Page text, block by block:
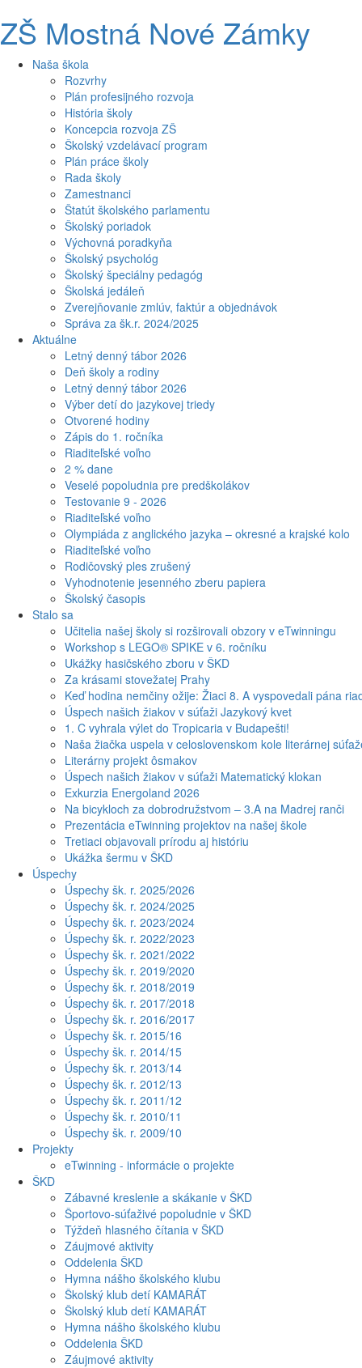
ZŠ Mostná Nové Zámky
Naša škola
Rozvrhy
Plán profesijného rozvoja
História školy
Koncepcia rozvoja ZŠ
Školský vzdelávací program
Plán práce školy
Rada školy
Zamestnanci
Štatút školského parlamentu
Školský poriadok
Výchovná poradkyňa
Školský psychológ
Školský špeciálny pedagóg
Školská jedáleň
Zverejňovanie zmlúv, faktúr a objednávok
Správa za šk.r. 2024/2025
Aktuálne
Letný denný tábor 2026
Deň školy a rodiny
Letný denný tábor 2026
Výber detí do jazykovej triedy
Otvorené hodiny
Zápis do 1. ročníka
Riaditeľské voľno
2 % dane
Veselé popoludnia pre predškolákov
Testovanie 9 - 2026
Riaditeľské voľno
Olympiáda z anglického jazyka – okresné a krajské kolo
Riaditeľské voľno
Rodičovský ples zrušený
Vyhodnotenie jesenného zberu papiera
Školský časopis
Stalo sa
Učitelia našej školy si rozširovali obzory v eTwinningu
Workshop s LEGO® SPIKE v 6. ročníku
Ukážky hasičského zboru v ŠKD
Za krásami stovežatej Prahy
Keď hodina nemčiny ožije: Žiaci 8. A vyspovedali pána
Úspech našich žiakov v súťaži Jazykový kvet
1. C vyhrala výlet do Tropicaria v Budapešti!
Naša žiačka uspela v celoslovenskom kole literárnej
Literárny projekt ôsmakov
Úspech našich žiakov v súťaži Matematický klokan
Exkurzia Energoland 2026
Na bicykloch za dobrodružstvom – 3.A na Madrej ranči
Prezentácia eTwinning projektov na našej škole
Tretiaci objavovali prírodu aj históriu
Ukážka šermu v ŠKD
Úspechy
Úspechy šk. r. 2025/2026
Úspechy šk. r. 2024/2025
Úspechy šk. r. 2023/2024
Úspechy šk. r. 2022/2023
Úspechy šk. r. 2021/2022
Úspechy šk. r. 2019/2020
Úspechy šk. r. 2018/2019
Úspechy šk. r. 2017/2018
Úspechy šk. r. 2016/2017
Úspechy šk. r. 2015/16
Úspechy šk. r. 2014/15
Úspechy šk. r. 2013/14
Úspechy šk. r. 2012/13
Úspechy šk. r. 2011/12
Úspechy šk. r. 2010/11
Úspechy šk. r. 2009/10
Projekty
eTwinning - informácie o projekte
ŠKD
Zábavné kreslenie a skákanie v ŠKD
Športovo-súťaživé popoludnie v ŠKD
Týždeň hlasného čítania v ŠKD
Záujmové aktivity
Oddelenia ŠKD
Hymna nášho školského klubu
Školský klub detí KAMARÁT
Školský klub detí KAMARÁT
Hymna nášho školského klubu
Oddelenia ŠKD
Záujmové aktivity